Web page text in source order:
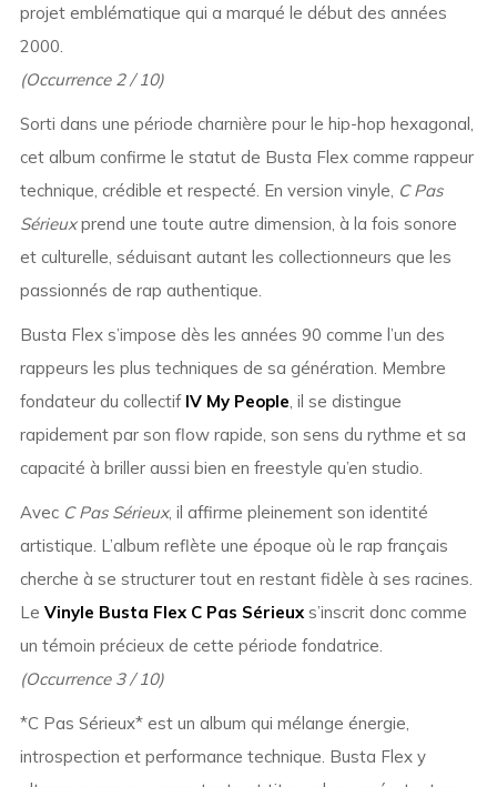
projet emblématique qui a marqué le début des années
2000.
(Occurrence 2 / 10)
Sorti dans une période charnière pour le hip-hop hexagonal,
cet album confirme le statut de Busta Flex comme rappeur
technique, crédible et respecté. En version vinyle, C Pas
Sérieuxprend une toute autre dimension, à la fois sonore
et culturelle, séduisant autant les collectionneurs que les
passionnés de rap authentique.
Busta Flex s’impose dès les années 90 comme l’un des
rappeurs les plus techniques de sa génération. Membre
fondateur du collectif IV My People, il se distingue
rapidement par son flow rapide, son sens du rythme et sa
capacité à briller aussi bien en freestyle qu’en studio.
Avec C Pas Sérieux, il affirme pleinement son identité
artistique. L’album reflète une époque où le rap français
cherche à se structurer tout en restant fidèle à ses racines.
Le Vinyle Busta Flex C Pas Sérieuxs’inscrit donc comme
un témoin précieux de cette période fondatrice.
(Occurrence 3 / 10)
*C Pas Sérieux* est un album qui mélange énergie,
introspection et performance technique. Busta Flex y